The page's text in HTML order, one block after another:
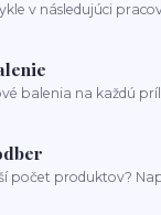
v následujúci
balenia na každú
počet produktov?